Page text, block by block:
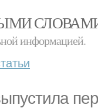
информацией.